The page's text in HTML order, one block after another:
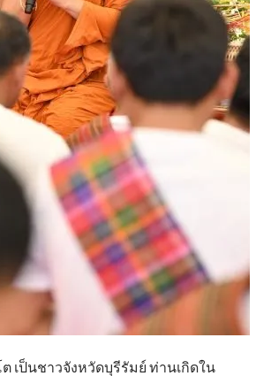
เป็นชาวจังหวัดบุรีรัมย์ ท่านเกิดใน